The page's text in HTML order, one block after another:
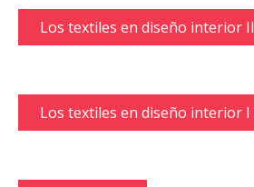
Los textiles en diseño interior II
Los textiles en diseño interior I